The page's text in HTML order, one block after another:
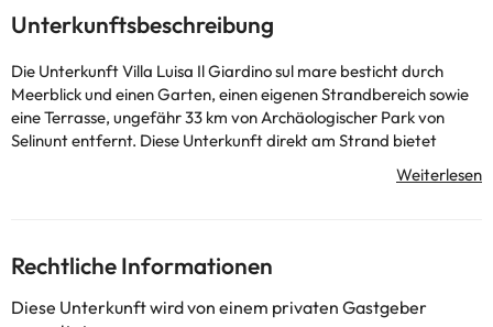
Unterkunftsbeschreibung
Die Unterkunft Villa Luisa Il Giardino sul mare besticht durch
Meerblick und einen Garten, einen eigenen Strandbereich sowie
eine Terrasse, ungefähr 33 km von Archäologischer Park von
Selinunt entfernt. Diese Unterkunft direkt am Strand bietet
Zugang zu einer Veranda / Patio und einem kostenlosen
Badezimmern mit einem Bidet und einer Dusche. In dieser Villa
werden Handtücher und Bettwäsche zur Verfügung gestellt.
Herakleia Minoa liegt 42 km von der Unterkunft Villa Luisa Il
Rechtliche Informationen
Diese Unterkunft wird von einem privaten Gastgeber